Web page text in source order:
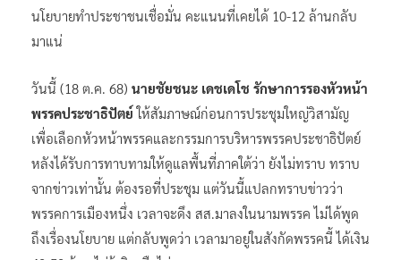
นโยบายทำประชาชนเชื่อมั่น คะแนนที่เคยได้ 10-12 ล้าน​กลับ
มาแน่​
วันนี้ (18 ต.ค. 68) นายชัยชนะ​ เดชเดโช​ รักษาการรองหัวหน้า
พรรคประชาธิปัตย์ ​ ให้สัมภาษณ์ก่อนการประชุมใหญ่วิสามัญ
เพื่อเลือกหัวหน้าพรรคและกรรมการบริหารพรรคประชาธิปัตย์
หลังได้รับการทาบทามให้ดูแลพื้นที่ภาคใต้​ว่า​ ยังไม่ทราบ​ ทราบ
จากข่าวเท่านั้น​ ต้องรอที่ประชุม​ แต่วันนี้แปลกทราบข่าวว่า
พรรคการเมืองหนึ่ง​ เวลาจะดึง​ สส.มาลงในนามพรรค​ ไม่ได้พูด
ถึงเรื่องนโยบาย​ แต่กลับพูดว่า​ เวลามาอยู่ในสังกัดพรรคนี้​ ได้เงิน